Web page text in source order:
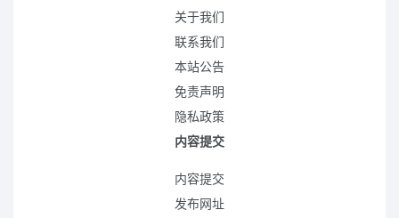
关于我们
联系我们
本站公告
免责声明
隐私政策
内容提交
内容提交
发布网址